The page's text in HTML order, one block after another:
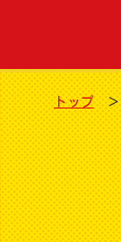
トップ